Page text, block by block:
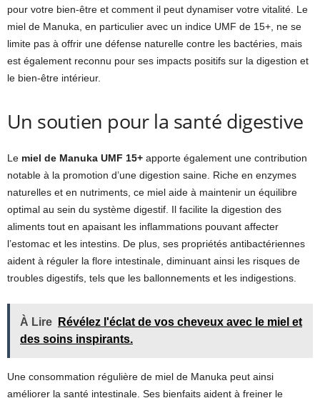
pour votre bien-être et comment il peut dynamiser votre vitalité. Le
miel de Manuka, en particulier avec un indice UMF de 15+, ne se
limite pas à offrir une défense naturelle contre les bactéries, mais
est également reconnu pour ses impacts positifs sur la digestion et
le bien-être intérieur.
Un soutien pour la santé digestive
Le miel de Manuka UMF 15+ apporte également une contribution
notable à la promotion d’une digestion saine. Riche en enzymes
naturelles et en nutriments, ce miel aide à maintenir un équilibre
optimal au sein du système digestif. Il facilite la digestion des
aliments tout en apaisant les inflammations pouvant affecter
l’estomac et les intestins. De plus, ses propriétés antibactériennes
aident à réguler la flore intestinale, diminuant ainsi les risques de
troubles digestifs, tels que les ballonnements et les indigestions.
À Lire
Révélez l'éclat de vos cheveux avec le miel et
des soins inspirants.
Une consommation régulière de miel de Manuka peut ainsi
améliorer la santé intestinale. Ses bienfaits aident à freiner le